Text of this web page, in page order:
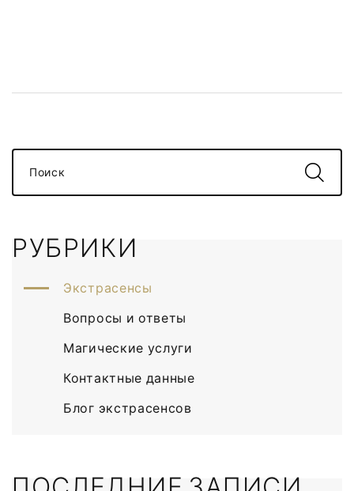
Поиск
РУБРИКИ
Экстрасенсы
Вопросы и ответы
Магические услуги
Контактные данные
Блог экстрасенсов